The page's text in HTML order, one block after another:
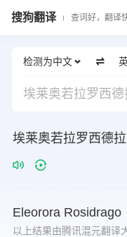
搜狗翻译 查词好，翻译快
检测为中文
埃莱奥若拉罗西德
埃莱奥若拉罗西德
Eleorora Rosidrago
以上结果由腾讯混元翻译